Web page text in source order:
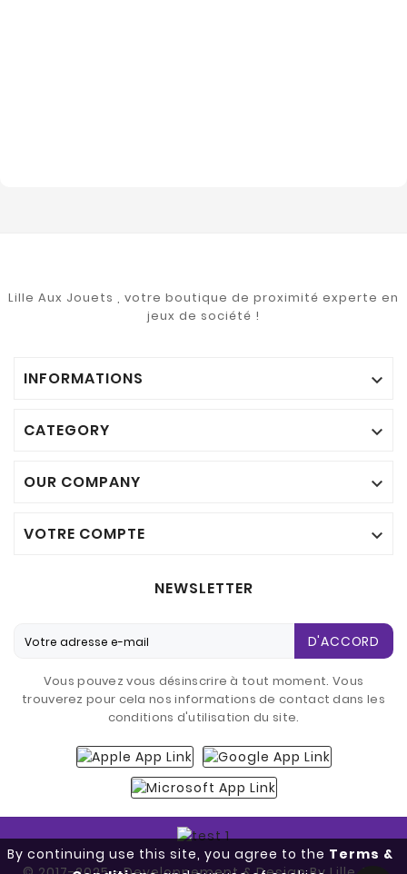
By continuing use this site, you agree to the Terms &
Lille Aux Jouets , votre boutique de proximité experte en
jeux de société !
INFORMATIONS 
CATEGORY 
OUR COMPANY 
VOTRE COMPTE 
NEWSLETTER
D'ACCORD
Vous pouvez vous désinscrire à tout moment. Vous
trouverez pour cela nos informations de contact dans les
conditions d'utilisation du site.